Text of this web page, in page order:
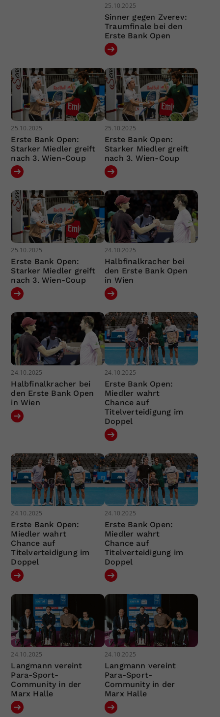
25.10.2025
Sinner gegen Zverev:
Traumfinale bei den
Erste Bank Open
25.10.2025
Erste Bank Open:
Starker Miedler greift
nach 3. Wien-Coup
25.10.2025
Erste Bank Open:
Starker Miedler greift
nach 3. Wien-Coup
25.10.2025
Erste Bank Open:
Starker Miedler greift
nach 3. Wien-Coup
24.10.2025
Halbfinalkracher bei
den Erste Bank Open
in Wien
24.10.2025
Halbfinalkracher bei
den Erste Bank Open
in Wien
24.10.2025
Erste Bank Open:
Miedler wahrt
Chance auf
Titelverteidigung im
Doppel
24.10.2025
Erste Bank Open:
Miedler wahrt
Chance auf
Titelverteidigung im
Doppel
24.10.2025
Erste Bank Open:
Miedler wahrt
Chance auf
Titelverteidigung im
Doppel
24.10.2025
Langmann vereint
Para-Sport-
Community in der
Marx Halle
24.10.2025
Langmann vereint
Para-Sport-
Community in der
Marx Halle